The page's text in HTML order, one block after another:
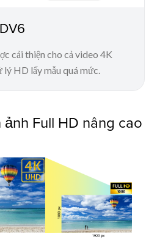
cải thiện cho cả video 4K
HD lấy mẫu quá mức.
Full HD nâng cao